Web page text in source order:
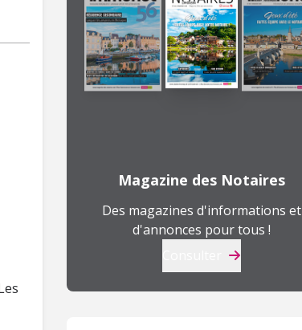
Magazine des Notaires
Des magazines d'informations et
d'annonces pour tous !